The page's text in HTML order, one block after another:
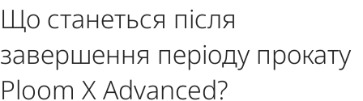
Що станеться після
завершення періоду прокату
Ploom X Advanced?